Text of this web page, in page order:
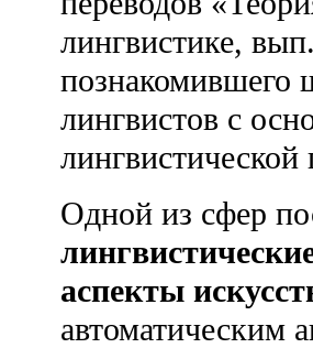
лингвистике,
познакомившего
лингвистов с
лингвистической
Одной из сфер
аспекты
автоматическим